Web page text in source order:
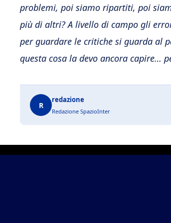
problemi, poi siamo ripartiti, poi
più di altri? A livello di campo gli
per guardare le critiche si guarda al
questa cosa la devo ancora capire…
R
redazione
Redazione SpazioInter